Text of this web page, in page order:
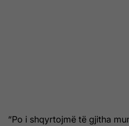
“Po i shqyrtojmë të gjitha